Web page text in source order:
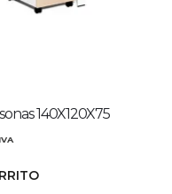
140X120X75